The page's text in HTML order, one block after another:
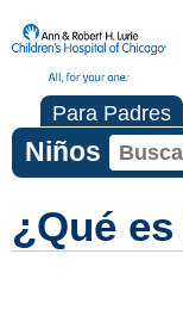
Para Padres
Niños
¿Qué